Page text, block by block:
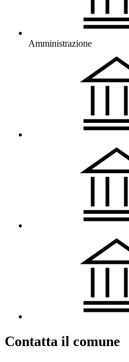
Amministrazione
Contatta il comune